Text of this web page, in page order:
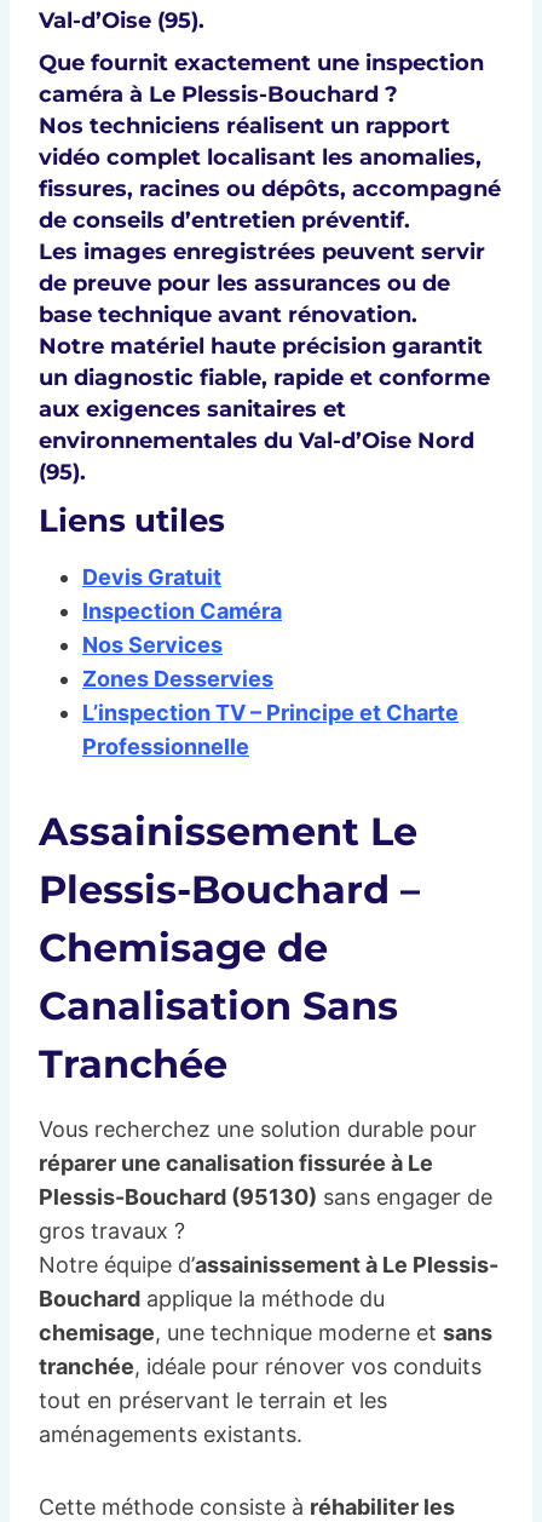
Val-d’Oise (95).
Que fournit exactement une inspection
caméra à Le Plessis-Bouchard ?
Nos techniciens réalisent un rapport
vidéo complet localisant les anomalies,
fissures, racines ou dépôts, accompagné
de conseils d’entretien préventif.
Les images enregistrées peuvent servir
de preuve pour les assurances ou de
base technique avant rénovation.
Notre matériel haute précision garantit
un diagnostic fiable, rapide et conforme
aux exigences sanitaires et
environnementales du Val-d’Oise Nord
(95).
Liens utiles
Devis Gratuit
Inspection Caméra
Nos Services
Zones Desservies
L’inspection TV – Principe et Charte
Professionnelle
Assainissement Le
Plessis-Bouchard –
Chemisage de
Canalisation Sans
Tranchée
Vous recherchez une solution durable pour
réparer une canalisation fissurée à Le
Plessis-Bouchard (95130) sans engager de
gros travaux ?
Notre équipe d’assainissement à Le Plessis-
Bouchard applique la méthode du
chemisage, une technique moderne et sans
tranchée, idéale pour rénover vos conduits
tout en préservant le terrain et les
aménagements existants.
Cette méthode consiste à réhabiliter les